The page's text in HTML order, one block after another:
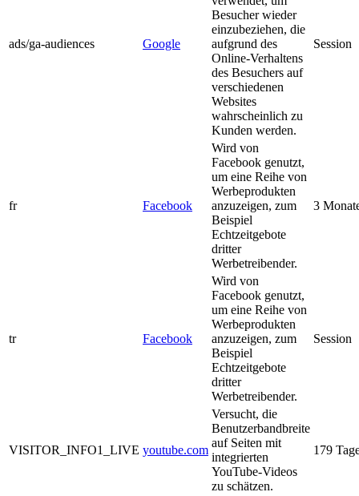
ads/ga-audiences Google
Besucher wieder
einzubeziehen, die
aufgrund des
Online-Verhaltens
des Besuchers auf
verschiedenen
Websites
wahrscheinlich zu
Kunden werden.
Session
fr Facebook
Wird von
Facebook genutzt,
um eine Reihe von
Werbeprodukten
anzuzeigen, zum
Beispiel
Echtzeitgebote
dritter
Werbetreibender.
3
tr Facebook
Wird von
Facebook genutzt,
um eine Reihe von
Werbeprodukten
anzuzeigen, zum
Beispiel
Echtzeitgebote
dritter
Werbetreibender.
Session
VISITOR_INFO1_LIVE youtube.com
Versucht, die
Benutzerbandbreite
auf Seiten mit
integrierten
YouTube-Videos
zu schätzen.
179